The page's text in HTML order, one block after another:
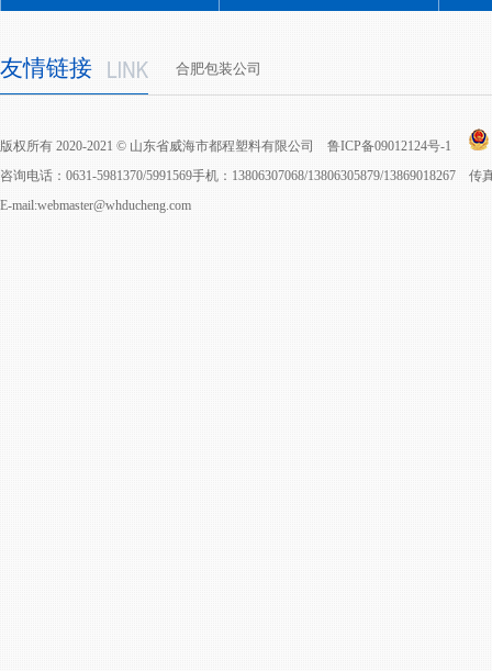
友情链接 合肥包装公司
版权所有 2020-2021 © 山东省威海市都程塑料有限公司 鲁ICP备09012124号-1
咨询电话：0631-5981370/5991569手机：13806307068/13806305879/13869018267
E-mail:webmaster@whducheng.com